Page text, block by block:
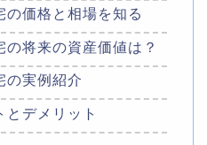
の価格と相場を知る
将来の資産価値は？
の実例紹介
とデメリット